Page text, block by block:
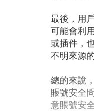
最後，用
可能會利
或插件，
不明來源
總的來說
賬號安全
意賬號安